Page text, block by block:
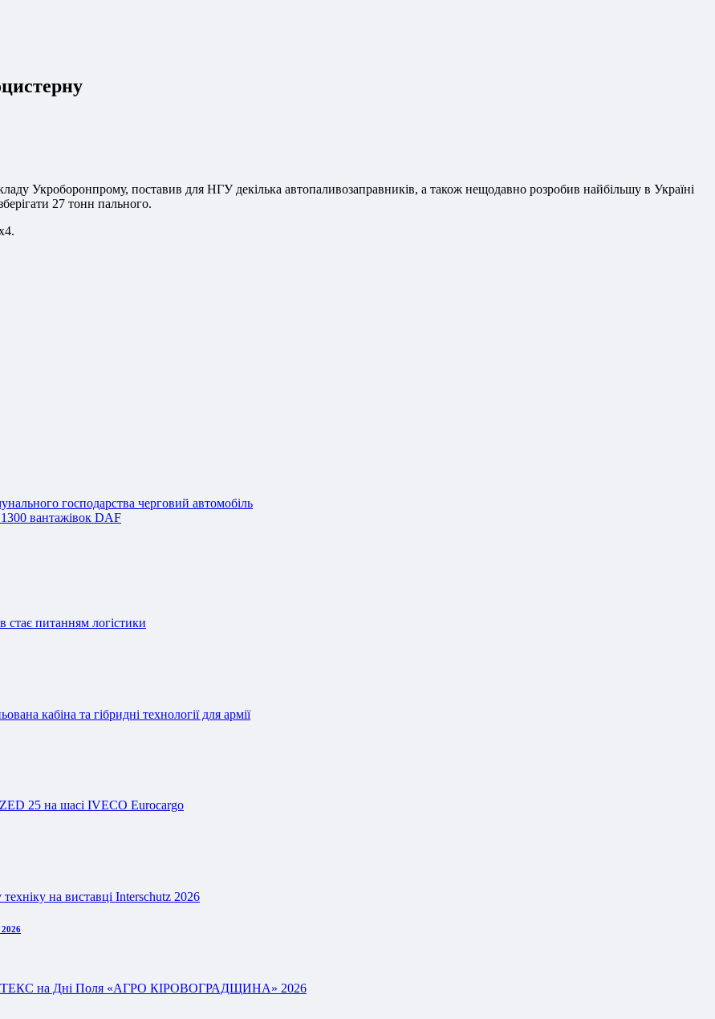
Укроборонпрому, поставив для НГУ декілька автопаливозаправників, а також нещодавно розробив найбільшу в Україні
27 тонн пального.
господарства черговий автомобіль
1300 вантажівок DAF
2026